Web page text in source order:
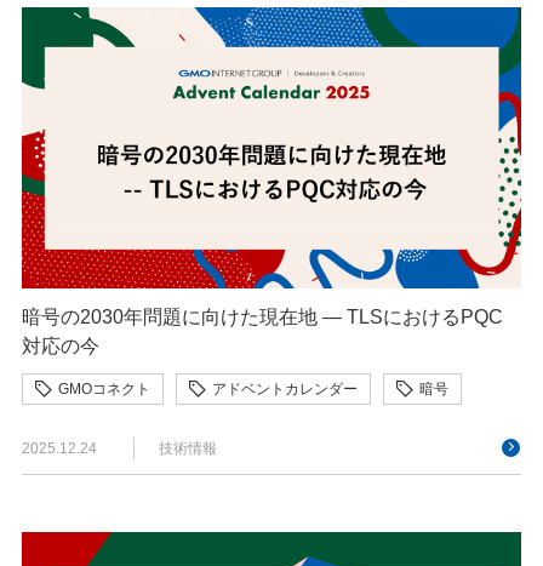
暗号の2030年問題に向けた現在地 — TLSにおけるPQC
対応の今
GMOコネクト アドベントカレンダー 暗号
2025.12.24 技術情報